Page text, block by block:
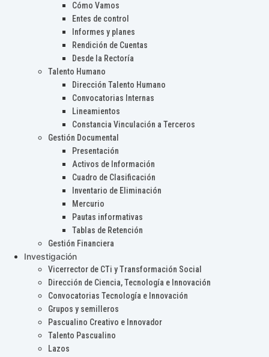
Cómo Vamos
Entes de control
Informes y planes
Rendición de Cuentas
Desde la Rectoría
Talento Humano
Dirección Talento Humano
Convocatorias Internas
Lineamientos
Constancia Vinculación a Terceros
Gestión Documental
Presentación
Activos de Información
Cuadro de Clasificación
Inventario de Eliminación
Mercurio
Pautas informativas
Tablas de Retención
Gestión Financiera
Investigación
Vicerrector de CTi y Transformación Social
Dirección de Ciencia, Tecnología e Innovación
Convocatorias Tecnología e Innovación
Grupos y semilleros
Pascualino Creativo e Innovador
Talento Pascualino
Lazos